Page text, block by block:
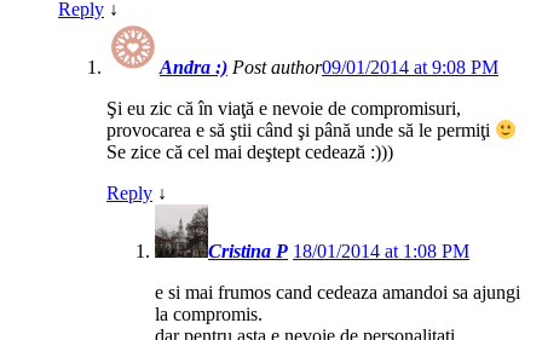
Reply ↓
Andra :) Post author09/01/2014 at 9:08 PM
Şi eu zic că în viaţă e nevoie de compromisuri,
provocarea e să ştii când şi până unde să le permiţi
Se zice că cel mai deştept cedează :)))
Reply ↓
Cristina P 18/01/2014 at 1:08 PM
e si mai frumos cand cedeaza amandoi sa ajungi
la compromis.